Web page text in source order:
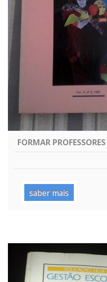
FORMAR PROFESSORES
saber mais